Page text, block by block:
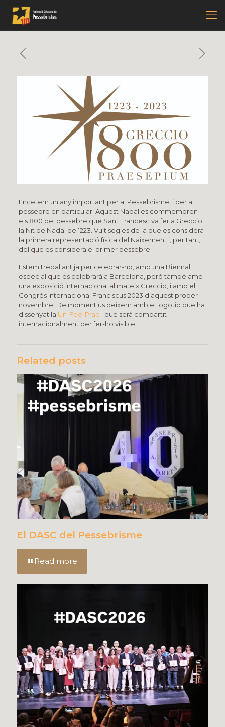
Encetem un any important per al Pessebrisme, i per al
pessebre en particular. Aquest Nadal es commemoren
els 800 del pessebre que Sant Francesc va fer a Greccio
la Nit de Nadal de 1223. Vuit segles de la que es considera
la primera representació física del Naixement i, per tant,
del que es considera el primer pessebre.
Estem treballant ja per celebrar-ho, amb una Biennal
especial que es celebrarà a Barcelona, però també amb
una exposició internacional al mateix Greccio, i amb el
Congrés Internacional Franciscus 2023 d’aquest proper
novembre. De moment us deixem amb el logotip que ha
dissenyat la Un-Foe-Prae i que serà compartit
internacionalment per fer-ho visible.
Related posts
El DASC del Pessebrisme
Read more